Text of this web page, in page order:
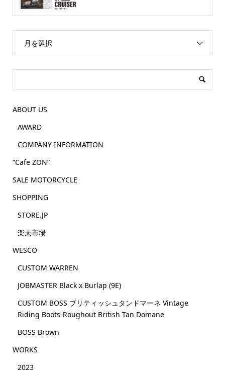
月を選択
ABOUT US
AWARD
COMPANY INFORMATION
”Cafe ZON”
SALE MOTORCYCLE
SHOPPING
STORE.JP
楽天市場
WESCO
CUSTOM WARREN
JOBMASTER Black x Burlap (9E)
CUSTOM BOSS ブリティッシュタンドマーネ Vintage
Riding Boots-Roughout British Tan Domane
BOSS Brown
WORKS
2023